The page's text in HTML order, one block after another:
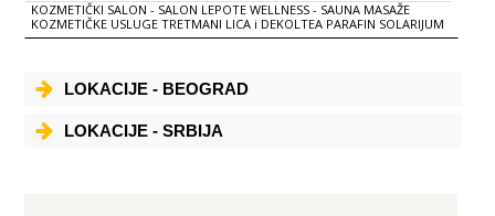
KOZMETIČKI SALON - SALON LEPOTE WELLNESS - SAUNA MASAŽE
KOZMETIČKE USLUGE TRETMANI LICA i DEKOLTEA PARAFIN SOLARIJUM
MANIKIR i DEPIKIR DEPILACIJA ANTICELULIT TRETMAN ANTICELULIT
LOKACIJE - BEOGRAD
LOKACIJE - SRBIJA